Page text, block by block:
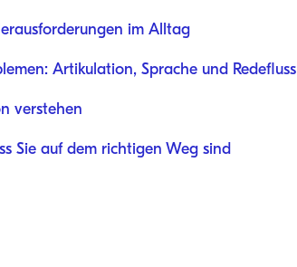
im Alltag
Artikulation, Sprache und Redefluss
verstehen
Sie auf dem richtigen Weg sind